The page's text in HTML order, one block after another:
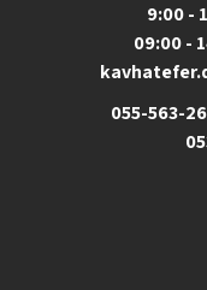
055-563-